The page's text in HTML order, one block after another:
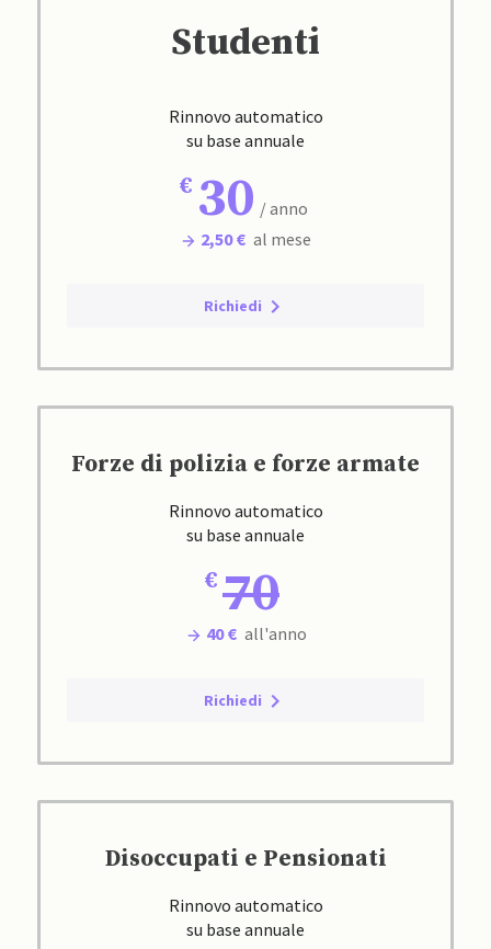
Studenti
Rinnovo automatico
su base annuale
30 / anno
2,50 € al mese
Richiedi
Forze di polizia e forze armate
Rinnovo automatico
su base annuale
70
40 € all'anno
Richiedi
Disoccupati e Pensionati
Rinnovo automatico
su base annuale